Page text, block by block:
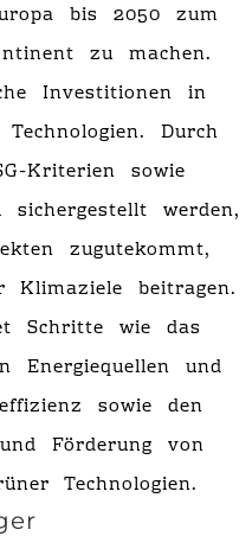
bis 2050 zum
zu machen.
Investitionen in
Durch
Kriterien sowie
werden,
zugutekommt,
beitragen.
Schritte wie das
Energiequellen und
sowie den
Förderung von
Technologien.